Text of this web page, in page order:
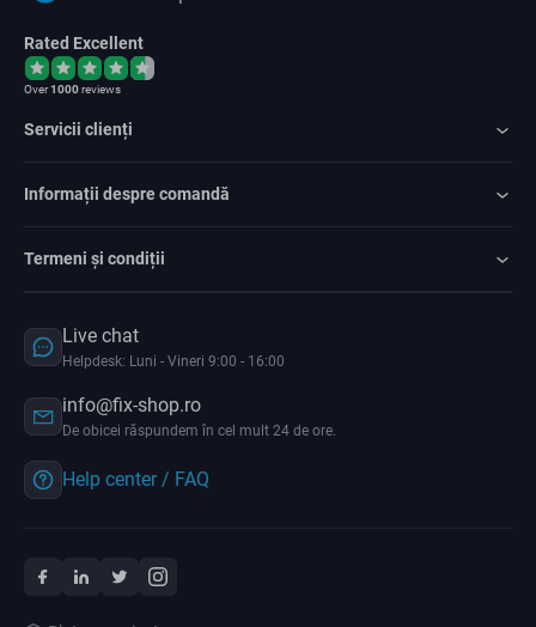
Rated Excellent
Over1000reviews
Servicii clienți
Informații despre comandă
Termeni și condiții
Live chat
Helpdesk: Luni - Vineri 9:00 - 16:00
info@fix-shop.ro
De obicei răspundem în cel mult 24 de ore.
Help center / FAQ